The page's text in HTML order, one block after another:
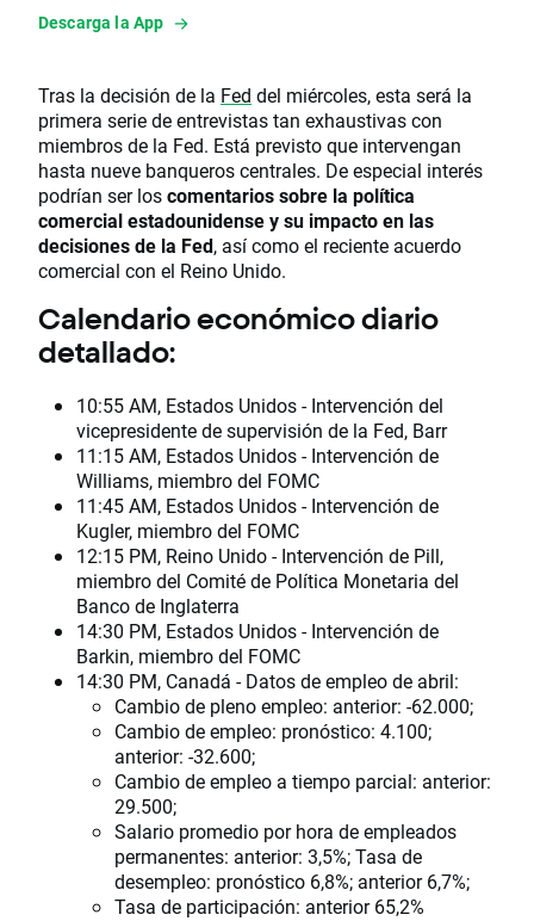
Descarga la App
Tras la decisión de la Fed del miércoles, esta será la
primera serie de entrevistas tan exhaustivas con
miembros de la Fed. Está previsto que intervengan
hasta nueve banqueros centrales. De especial interés
podrían ser loscomentarios sobre la política
comercial estadounidense y su impacto en las
decisiones de la Fed, así como el reciente acuerdo
comercial con el Reino Unido.
Calendario económico diario
detallado:
10:55 AM, Estados Unidos - Intervención del
vicepresidente de supervisión de la Fed, Barr
11:15 AM, Estados Unidos - Intervención de
Williams, miembro del FOMC
11:45 AM, Estados Unidos - Intervención de
Kugler, miembro del FOMC
12:15 PM, Reino Unido - Intervención de Pill,
miembro del Comité de Política Monetaria del
Banco de Inglaterra
14:30 PM, Estados Unidos - Intervención de
Barkin, miembro del FOMC
14:30 PM, Canadá - Datos de empleo de abril:
Cambio de pleno empleo: anterior: -62.000;
Cambio de empleo: pronóstico: 4.100;
anterior: -32.600;
Cambio de empleo a tiempo parcial: anterior:
29.500;
Salario promedio por hora de empleados
permanentes: anterior: 3,5%; Tasa de
desempleo: pronóstico 6,8%; anterior 6,7%;
Tasa de participación: anterior 65,2%